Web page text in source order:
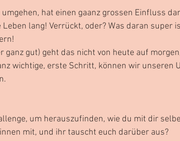
hat einen gaanz grossen Einfluss
lang! Verrückt, oder? Was daran super
ganz gut) geht das nicht von heute auf
wichtige, erste Schritt, können wir unseren
um herauszufinden, wie du mit dir
mit, und ihr tauscht euch darüber aus?